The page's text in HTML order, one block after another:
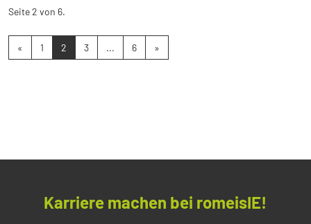
Seite 2 von 6.
« 1 2 3 ... 6 »
Karriere machen bei romeisIE!